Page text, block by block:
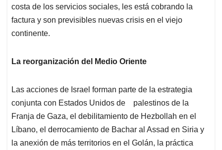
costa de los servicios sociales, les está cobrando la
factura y son previsibles nuevas crisis en el viejo
continente.
La reorganización del Medio Oriente
Las acciones de Israel forman parte de la estrategia
conjunta con Estados Unidos de palestinos de la
Franja de Gaza, el debilitamiento de Hezbollah en el
Líbano, el derrocamiento de Bachar al Assad en Siria y
la anexión de más territorios en el Golán, la práctica